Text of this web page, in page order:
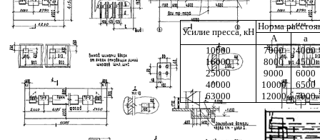
Усилие пресса, кН
Норма
А
а
10000
7000
4000
16000
8000
4500
25000
9000
6000
40000
10000
6500
63000
12000 7000